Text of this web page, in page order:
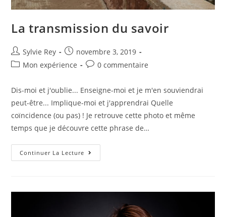
La transmission du savoir
Sylvie Rey
novembre 3, 2019
Mon expérience
0 commentaire
Dis-moi et j'oublie... Enseigne-moi et je m'en souviendrai
peut-être... Implique-moi et j'apprendrai Quelle
coïncidence (ou pas) ! Je retrouve cette photo et même
temps que je découvre cette phrase de…
Continuer La Lecture